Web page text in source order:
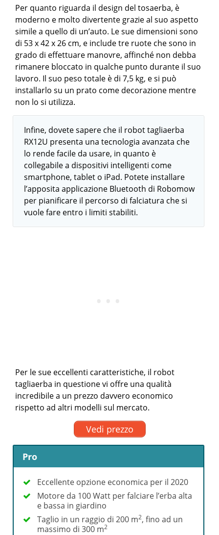
Per quanto riguarda il design del tosaerba, è
moderno e molto divertente grazie al suo aspetto
simile a quello di un’auto. Le sue dimensioni sono
di 53 x 42 x 26 cm, e include tre ruote che sono in
grado di effettuare manovre, affinché non debba
rimanere bloccato in qualche punto durante il suo
lavoro. Il suo peso totale è di 7,5 kg, e si può
installarlo su un prato come decorazione mentre
non lo si utilizza.
Infine, dovete sapere che il robot tagliaerba
RX12U presenta una tecnologia avanzata che
lo rende facile da usare, in quanto è
collegabile a dispositivi intelligenti come
smartphone, tablet o iPad. Potete installare
l’apposita applicazione Bluetooth di Robomow
per pianificare il percorso di falciatura che si
vuole fare entro i limiti stabiliti.
Per le sue eccellenti caratteristiche, il robot
tagliaerba in questione vi offre una qualità
incredibile a un prezzo davvero economico
rispetto ad altri modelli sul mercato.
Vedi prezzo
Pro
Eccellente opzione economica per il 2020
Motore da 100 Watt per falciare l’erba alta
e bassa in giardino
Taglio in un raggio di 200 m2, fino ad un
massimo di 300 m2